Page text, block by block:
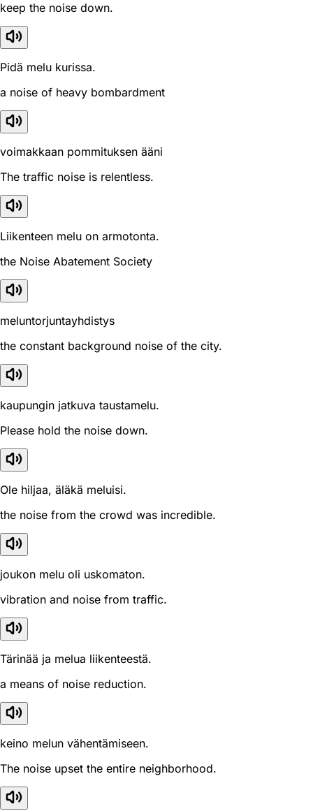
keep the noise down.
Pidä melu kurissa.
a noise of heavy bombardment
voimakkaan pommituksen ääni
The traffic noise is relentless.
Liikenteen melu on armotonta.
the Noise Abatement Society
meluntorjuntayhdistys
the constant background noise of the city.
kaupungin jatkuva taustamelu.
Please hold the noise down.
Ole hiljaa, äläkä meluisi.
the noise from the crowd was incredible.
joukon melu oli uskomaton.
vibration and noise from traffic.
Tärinää ja melua liikenteestä.
a means of noise reduction.
keino melun vähentämiseen.
The noise upset the entire neighborhood.